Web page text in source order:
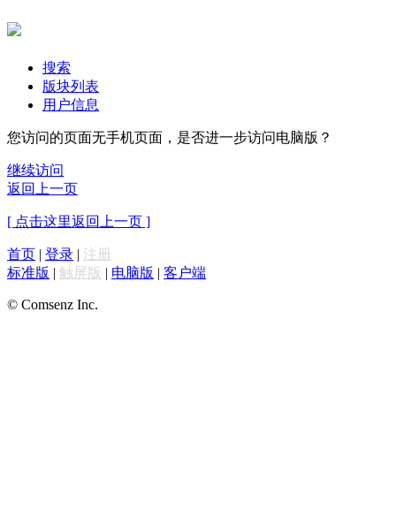
搜索
版块列表
用户信息
您访问的页面无手机页面，是否进一步访问电脑版？
继续访问
返回上一页
[ 点击这里返回上一页 ]
首页 | 登录 | 注册
标准版 | 触屏版 | 电脑版 | 客户端
© Comsenz Inc.